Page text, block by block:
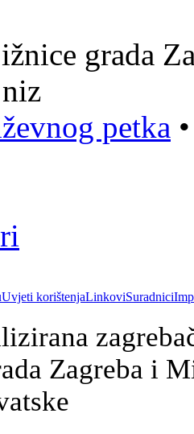
grada
petka
Uvjeti korištenjaLinkoviSuradnici
Zagreba i